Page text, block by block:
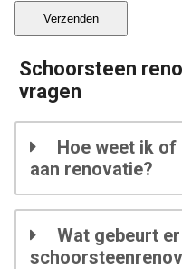
Verzenden
Schoorsteen
vragen
Hoe weet ik
aan renovatie?
Wat gebeurt